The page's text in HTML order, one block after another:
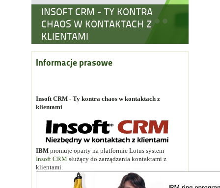
INSOFT CRM - TY KONTRA
CHAOS W KONTAKTACH Z
KLIENTAMI
Informacje prasowe
Insoft CRM - Ty kontra chaos w kontaktach z
klientami
IBM promuje oparty na platformie Lotus system
Insoft CRM służący do zarządzania kontaktami z
klientami.